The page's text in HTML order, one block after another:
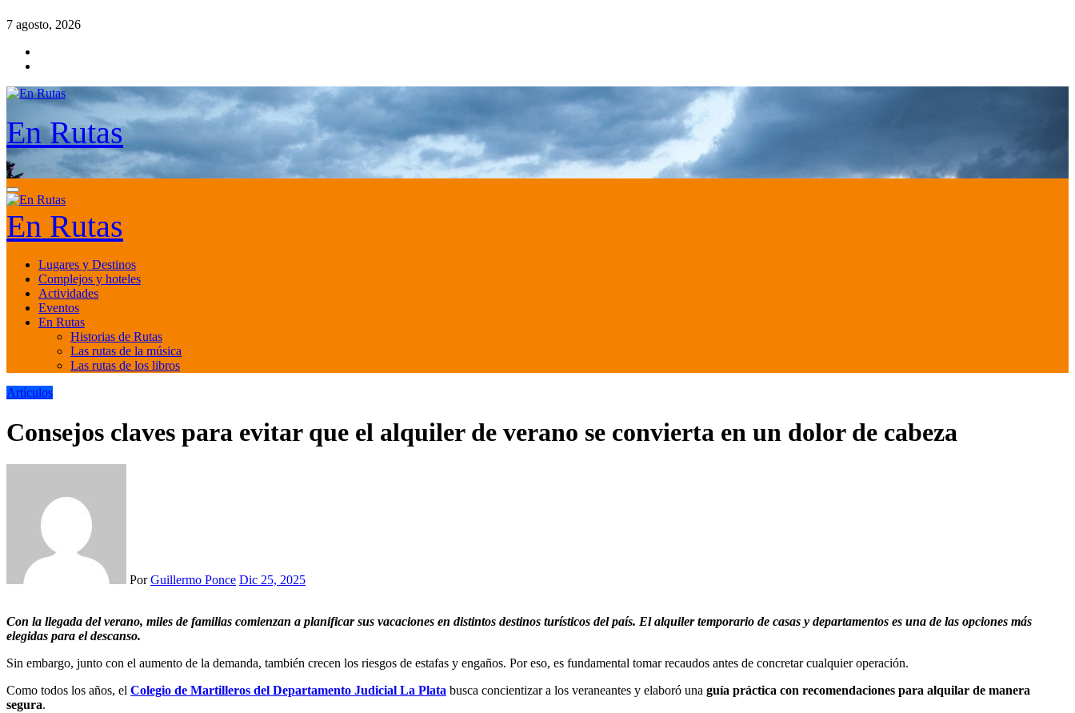
Saltar
contenido
7 agosto, 2026
En Rutas
En Rutas
Lugares y Destinos
Complejos y hoteles
Actividades
Eventos
En Rutas
Historias de Rutas
Las rutas de la música
Las rutas de los libros
Artículos
Consejos claves para evitar que el alquiler de verano se convierta en un dolor de cabeza
PorGuillermo Ponce Dic 25, 2025
Con la llegada del verano, miles de familias comienzan a planificar sus vacaciones en distintos destinos turísticos del país. El alquiler temporario de casas y departamentos es una de las opciones más
elegidas para el descanso.
Sin embargo, junto con el aumento de la demanda, también crecen los riesgos de estafas y engaños. Por eso, es fundamental tomar recaudos antes de concretar cualquier operación.
Como todos los años, el Colegio de Martilleros del Departamento Judicial La Plata busca concientizar a los veraneantes y elaboró una guía práctica con recomendaciones para alquilar de manera
segura.